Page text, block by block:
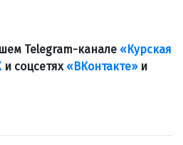
Telegram-канале «Курская
и соцсетях «ВКонтакте»и